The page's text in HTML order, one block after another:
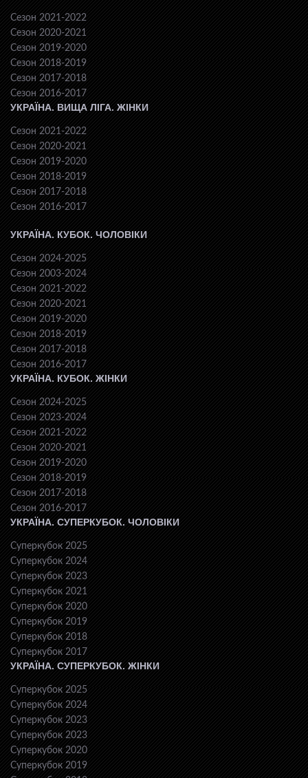
Сезон 2021-2022
Сезон 2020-2021
Сезон 2019-2020
Сезон 2018-2019
Сезон 2017-2018
Сезон 2016-2017
УКРАЇНА. ВИЩА ЛІГА. ЖІНКИ
Сезон 2021-2022
Сезон 2020-2021
Сезон 2019-2020
Сезон 2018-2019
Сезон 2017-2018
Сезон 2016-2017
УКРАЇНА. КУБОК. ЧОЛОВІКИ
Сезон 2024-2025
Сезон 2003-2024
Сезон 2021-2022
Сезон 2020-2021
Сезон 2019-2020
Сезон 2018-2019
Сезон 2017-2018
Сезон 2016-2017
УКРАЇНА. КУБОК. ЖІНКИ
Сезон 2024-2025
Сезон 2023-2024
Сезон 2021-2022
Сезон 2020-2021
Сезон 2019-2020
Сезон 2018-2019
Сезон 2017-2018
Сезон 2016-2017
УКРАЇНА. СУПЕРКУБОК. ЧОЛОВІКИ
Суперкубок 2025
Суперкубок 2024
Суперкубок 2023
Суперкубок 2021
Суперкубок 2020
Суперкубок 2019
Суперкубок 2018
Суперкубок 2017
УКРАЇНА. СУПЕРКУБОК. ЖІНКИ
Суперкубок 2025
Суперкубок 2024
Суперкубок 2023
Суперкубок 2023
Суперкубок 2020
Суперкубок 2019